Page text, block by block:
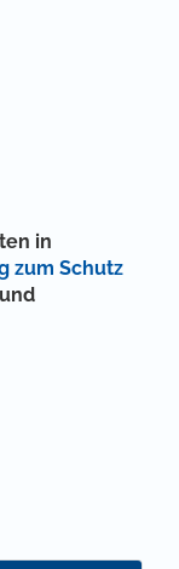
zum Schutz